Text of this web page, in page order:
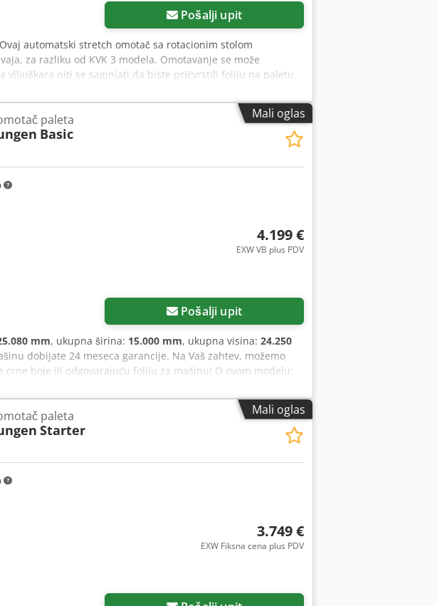
Pošalji upit
automatski stretch omotač sa rotacionim stolom
za razliku od KVK 3 modela. Omotavanje se može
viljuškara niti se saginjati da biste pričvrstili foliju na paletu.
roli dobijete do 3,5m folije na paleti, čime značajno
roba bude povučena sa rotacionog stola. Težina ovog
KVK 3 Automatik ima rotacioni sto prečnika 1650 mm i
stola i nosača folije, kao i jedinicom za istezanje folije
vašem proizvodu. Automatsko prepoznavanje paleta
Na raspolaganju su programi za „samo gore“ omotavanje,
se može upravljati i manuelno. Ako je potrebno da
preko integrisanih otvora. Opcije: Pored
KVK 3 Automatik može opciono imati i povećanu visinu
ako omotate veoma laganu robu ili dnevno omotate više
tehnički podatak u PDF formatu je priložen uz ovaj
Mali oglas
paleta
Basic
4.199 €
EXW VB plus PDV
Pošalji upit
mm, ukupna širina: 15.000 mm, ukupna visina: 24.250
dobijate 24 meseca garancije. Na Vaš zahtev, možemo
boje ili odgovarajuću foliju za mašinu! O ovom modelu:
koja svojim do 10 memorisanih programa garantuje
kočnicom moguće je podešavanje zatezanja folije prema
podesiti brzinu kretanja folijskog nosača i obrtne ploče.
dela palete. Na taj način, za svaku šemu pakovanja možete
Sa težinom od 260 kg ovaj model je pogodan za terete
omotati palete do visine od 2000 mm. Automatsko
glave i podnožja. Ukoliko je potrebno da mašinu premestite
otvorima. Ovaj model preporučujemo ako želite dobar i
da se poslovi sklapaju između ljudi! Dobavljač Vam
robu, podržava Vas u ostvarivanju Vaših ciljeva i stoji Vam
godina i kroz četiri generacije, pouzdan smo partner malim i
Vas rado posavetovati koji model iz našeg portfolija je
Mali oglas
paleta
Starter
3.749 €
EXW Fiksna cena plus PDV